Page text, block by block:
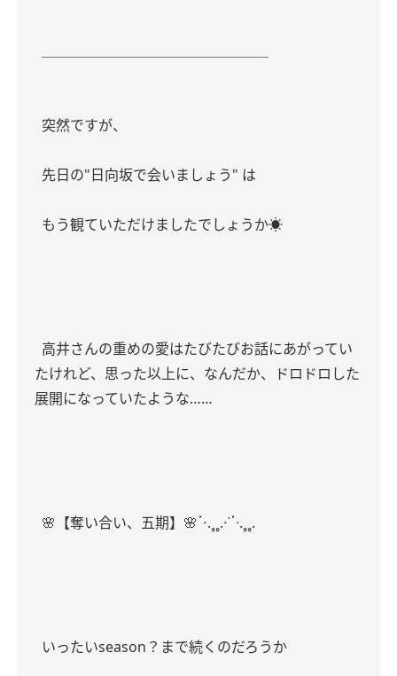
突然ですが、
先日の"日向坂で会いましょう" は
もう観ていただけましたでしょうか☀️
高井さんの重めの愛はたびたびお話にあがってい
たけれど、思った以上に、なんだか、ドロドロした
展開になっていたような……
🌸【奪い合い、五期】🌸ॱ⋅.˳˳.⋅˙ॱᐧ.˳˳.
いったいseason？まで続くのだろうか